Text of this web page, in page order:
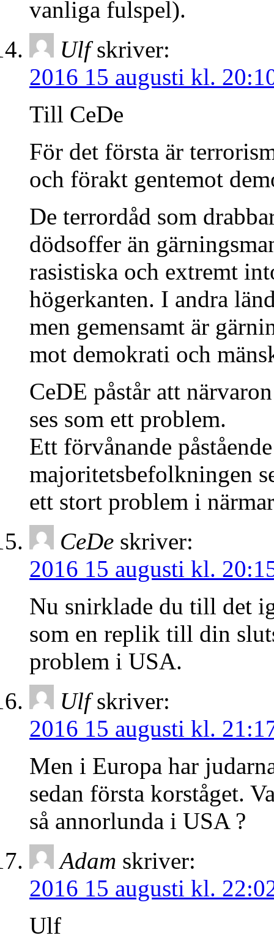
vanliga fulspel).
Ulf skriver:
2016 15 augusti kl.
Till CeDe
För det första är
och förakt gentemot
De terrordåd som
dödsoffer än
rasistiska och extremt
högerkanten. I andra
men gemensamt är
mot demokrati och
CeDE påstår att
ses som ett problem.
Ett förvånande
majoritetsbefolkningen
ett stort problem i
CeDe skriver:
2016 15 augusti kl.
Nu snirklade du till det
som en replik till din
problem i USA.
Ulf skriver:
2016 15 augusti kl.
Men i Europa har
sedan första korståget.
så annorlunda i USA ?
Adam skriver:
2016 15 augusti kl.
Ulf